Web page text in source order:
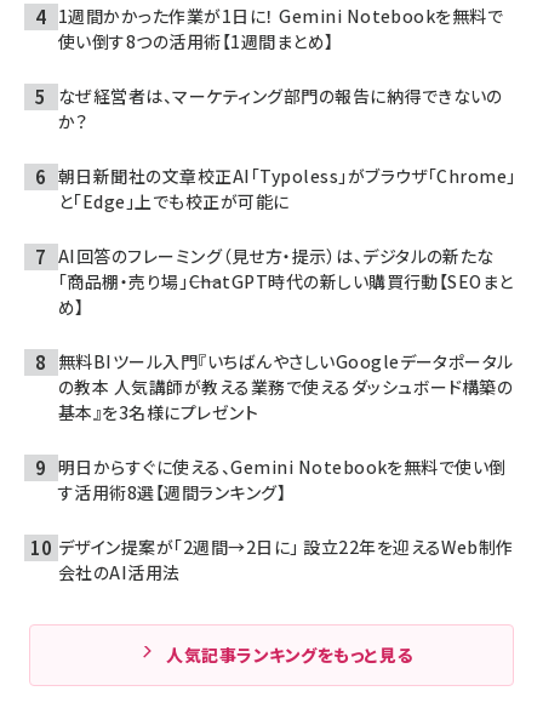
1週間かかった作業が1日に！ Gemini Notebookを無料で
使い倒す8つの活用術【1週間まとめ】
なぜ経営者は、マーケティング部門の報告に納得できないの
か？
朝日新聞社の文章校正AI「Typoless」がブラウザ「Chrome」
と「Edge」上でも校正が可能に
AI回答のフレーミング（見せ方・提示）は、デジタルの新たな
「商品棚・売り場」――ChatGPT時代の新しい購買行動【SEOまと
め】
無料BIツール入門『いちばんやさしいGoogleデータポータル
の教本 人気講師が教える業務で使えるダッシュボード構築の
基本』を3名様にプレゼント
明日からすぐに使える、Gemini Notebookを無料で使い倒
す活用術8選【週間ランキング】
デザイン提案が「2週間→2日に」 設立22年を迎えるWeb制作
会社のAI活用法
人気記事ランキングをもっと見る